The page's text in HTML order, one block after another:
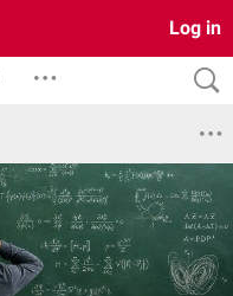
Log in